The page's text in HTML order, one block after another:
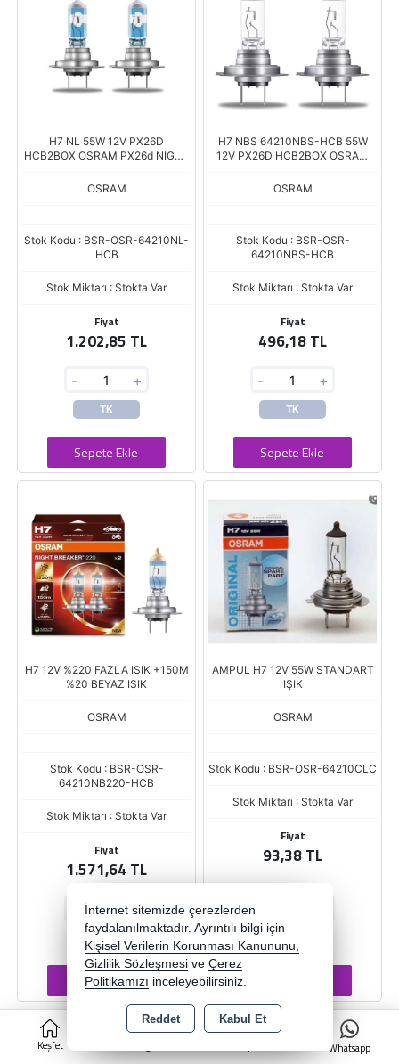
Keşfet
0
Whatsapp
H7 NL 55W 12V PX26D
HCB2BOX OSRAM PX26d NIGHT
PARLAKLIK-%20 BEYAZ-150 mt.
OSRAM
Stok Kodu : BSR-OSR-64210NL-
HCB
Stok Miktarı : Stokta Var
Fiyat
1.202,85 TL
- +
TK
Sepete Ekle
H7 NBS 64210NBS-HCB 55W
12V PX26D HCB2BOX OSRAM
%100 PARLAKLIK-130 mt.
OSRAM
Stok Kodu : BSR-OSR-
64210NBS-HCB
Stok Miktarı : Stokta Var
Fiyat
496,18 TL
- +
TK
Sepete Ekle
H7 12V %220 FAZLA ISIK +150M
%20 BEYAZ ISIK
OSRAM
Stok Kodu : BSR-OSR-
64210NB220-HCB
Stok Miktarı : Stokta Var
Fiyat
1.571,64 TL
+
Sepete Ekle
AMPUL H7 12V 55W STANDART
IŞIK
OSRAM
Stok Kodu : BSR-OSR-64210CLC
Stok Miktarı : Stokta Var
Fiyat
93,38 TL
İnternet sitemizde çerezlerden
faydalanılmaktadır. Ayrıntılı bilgi için
Kişisel Verilerin Korunması Kanununu,
Gizlilik Sözleşmesi ve Çerez
Politikamızı inceleyebilirsiniz.
Reddet Kabul Et